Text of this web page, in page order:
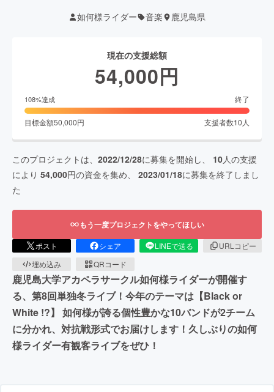
如何様ライダー 音楽 鹿児島県
現在の支援総額
54,000円
108%達成 終了
目標金額50,000円 支援者数10人
このプロジェクトは、 2022/12/28に募集を開始し、 10人の支援
により 54,000円の資金を集め、 2023/01/18に募集を終了しまし
た
もう一度プロジェクトをやってほしい
ポスト シェア LINEで送る
URLコピー
埋め込み
QRコード
鹿児島大学アカペラサークル如何様ライダーが開催す
る、第8回単独冬ライブ！今年のテーマは【Black or
White !?】 如何様が誇る個性豊かな10バンドが2チーム
に分かれ、対抗戦形式でお届けします！久しぶりの如何
様ライダー有観客ライブをぜひ！